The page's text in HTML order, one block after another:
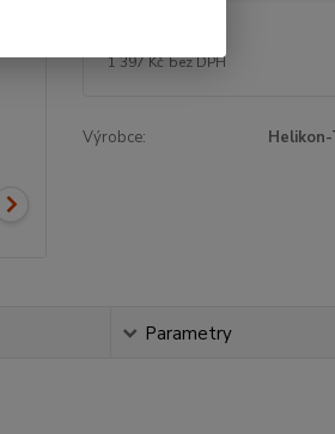
1 397 Kč bez DPH
Výrobce:
Parametry